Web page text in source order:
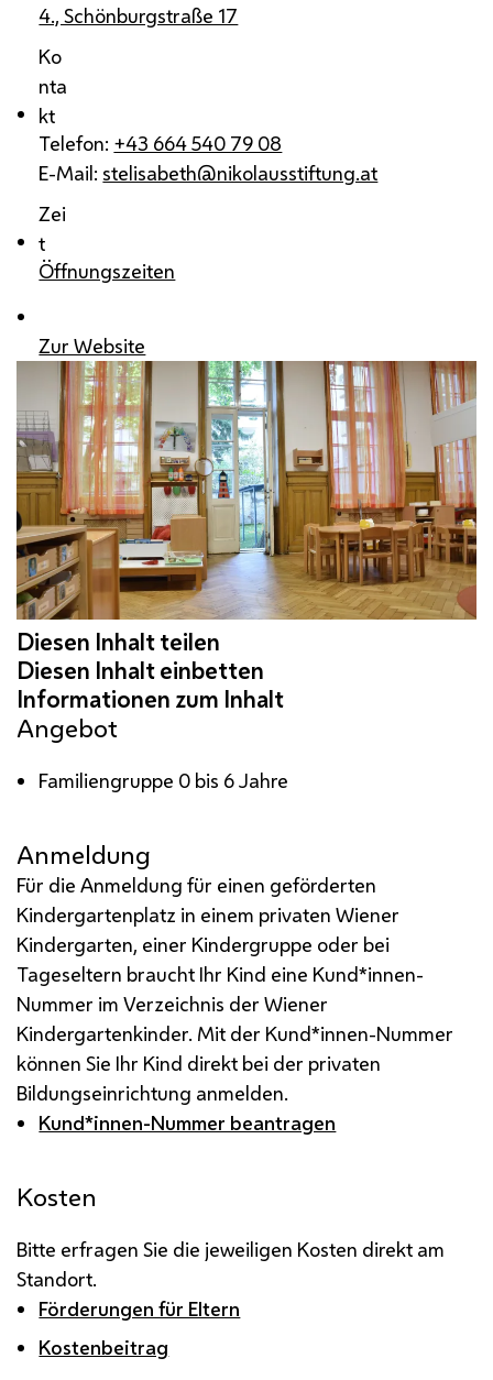
4., Schönburgstraße 17
Ko
nta
kt
Telefon: +43 664 540 79 08
E-Mail: stelisabeth@nikolausstiftung.at
Zei
t
Öffnungszeiten
Zur Website
Angebot
Familiengruppe 0 bis 6 Jahre
Anmeldung
Für die Anmeldung für einen geförderten
Kindergartenplatz in einem privaten Wiener
Kindergarten, einer Kindergruppe oder bei
Tageseltern braucht Ihr Kind eine Kund*innen-
Nummer im Verzeichnis der Wiener
Kindergartenkinder. Mit der Kund*innen-Nummer
können Sie Ihr Kind direkt bei der privaten
Bildungseinrichtung anmelden.
Kund*innen-Nummer beantragen
Kosten
Bitte erfragen Sie die jeweiligen Kosten direkt am
Standort.
Förderungen für Eltern
Kostenbeitrag